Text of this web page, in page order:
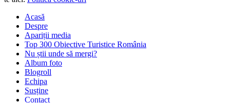
Acasă
Despre
Apariții media
Top 300 Obiective Turistice România
Nu știi unde să mergi?
Album foto
Blogroll
Echipa
Susține
Contact